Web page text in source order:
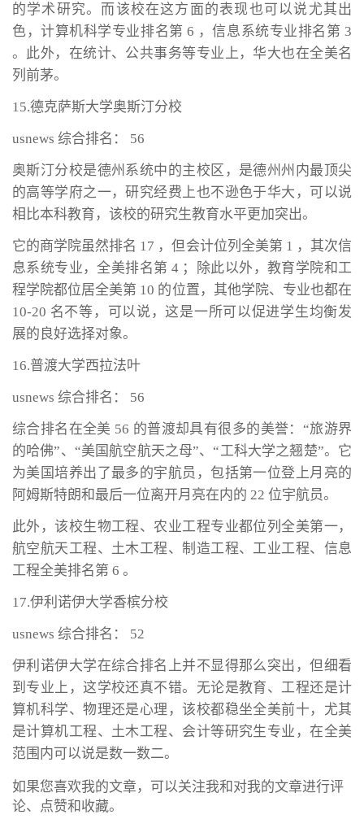
的学术研究。而该校在这方面的表现也可以说尤其出
色，计算机科学专业排名第 6 ，信息系统专业排名第 3
。此外，在统计、公共事务等专业上，华大也在全美名
列前茅。
15.德克萨斯大学奥斯汀分校
usnews 综合排名： 56
奥斯汀分校是德州系统中的主校区，是德州州内最顶尖
的高等学府之一，研究经费上也不逊色于华大，可以说
相比本科教育，该校的研究生教育水平更加突出。
它的商学院虽然排名 17 ，但会计位列全美第 1 ，其次信
息系统专业，全美排名第 4 ；除此以外，教育学院和工
程学院都位居全美第 10 的位置，其他学院、专业也都在
10-20 名不等，可以说，这是一所可以促进学生均衡发
展的良好选择对象。
16.普渡大学西拉法叶
usnews 综合排名： 56
综合排名在全美 56 的普渡却具有很多的美誉：“旅游界
的哈佛”、“美国航空航天之母”、“工科大学之翘楚”。它
为美国培养出了最多的宇航员，包括第一位登上月亮的
阿姆斯特朗和最后一位离开月亮在内的 22 位宇航员。
此外，该校生物工程、农业工程专业都位列全美第一，
航空航天工程、土木工程、制造工程、工业工程、信息
工程全美排名第 6 。
17.伊利诺伊大学香槟分校
usnews 综合排名： 52
伊利诺伊大学在综合排名上并不显得那么突出，但细看
到专业上，这学校还真不错。无论是教育、工程还是计
算机科学、物理还是心理，该校都稳坐全美前十，尤其
是计算机工程、土木工程、会计等研究生专业，在全美
范围内可以说是数一数二。
如果您喜欢我的文章，可以关注我和对我的文章进行评
论、点赞和收藏。